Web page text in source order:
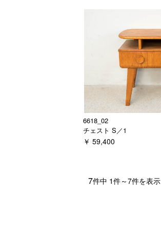
6618_02
チェスト S／1
￥ 59,400
7件中 1件～7件を表示